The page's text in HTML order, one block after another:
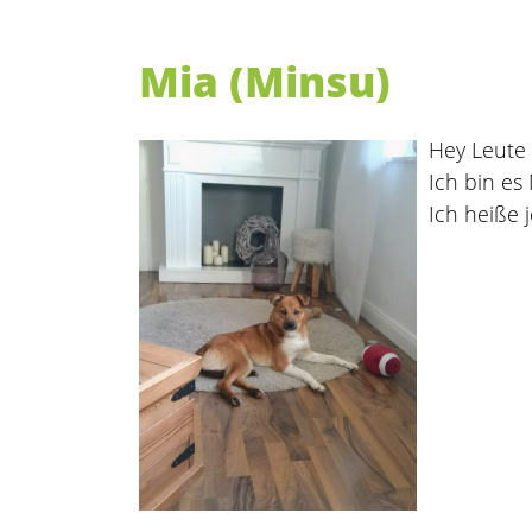
Mia (Minsu)
Hey Leute
Ich bin es
Ich heiße